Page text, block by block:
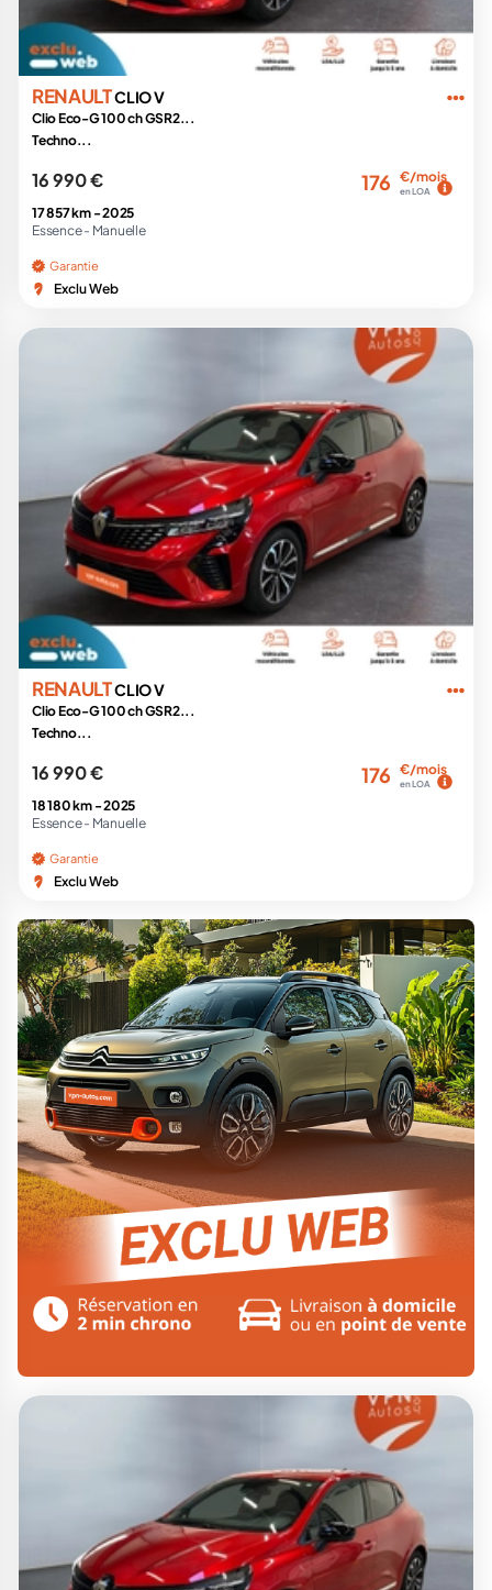
RENAULTCLIO V
Clio Eco-G 100 ch GSR2...
Techno...
16 990 € 176 €/mois
en LOA
17 857 km -2025
Essence - Manuelle
Garantie
Exclu Web
RENAULTCLIO V
Clio Eco-G 100 ch GSR2...
Techno...
16 990 € 176 €/mois
en LOA
18 180 km -2025
Essence - Manuelle
Garantie
Exclu Web